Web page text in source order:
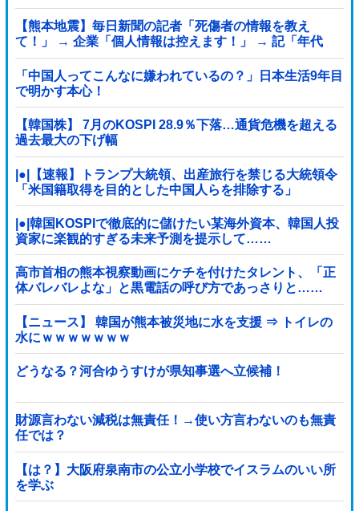
【熊本地震】毎日新聞の記者「死傷者の情報を教え
て！」 → 企業「個人情報は控えます！」 → 記「年代
は？特定につながらないでしょ？教えてよ？教えて
よ？」
「中国人ってこんなに嫌われているの？」日本生活9年目
で明かす本心！
【韓国株】 7月のKOSPI 28.9％下落…通貨危機を超える
過去最大の下げ幅
|●|【速報】トランプ大統領、出産旅行を禁じる大統領令
「米国籍取得を目的とした中国人らを排除する」
|●|韓国KOSPIで徹底的に儲けたい某海外資本、韓国人投
資家に楽観的すぎる未来予測を提示して……
高市首相の熊本視察動画にケチを付けたタレント、「正
体バレバレよな」と黒電話の呼び方であっさりと……
【ニュース】 韓国が熊本被災地に水を支援 ⇒ トイレの
水にｗｗｗｗｗｗｗ
どうなる？河合ゆうすけが県知事選へ立候補！
財源言わない減税は無責任！→使い方言わないのも無責
任では？
【は？】大阪府泉南市の公立小学校でイスラムのいい所
を学ぶ